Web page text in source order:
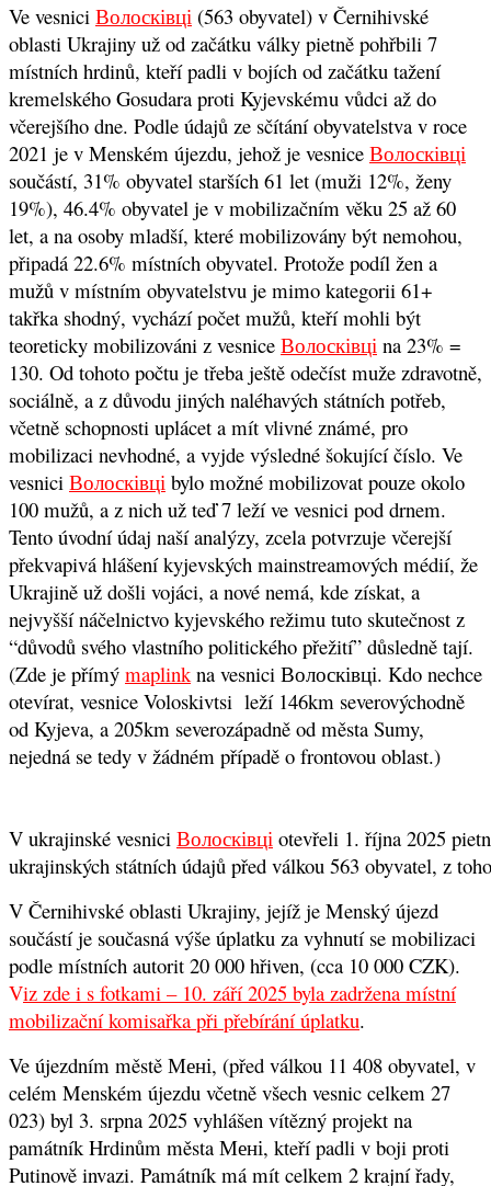
Ve vesnici Волосківці (563 obyvatel) v Černihivské
oblasti Ukrajiny už od začátku války pietně pohřbili 7
místních hrdinů, kteří padli v bojích od začátku tažení
kremelského Gosudara proti Kyjevskému vůdci až do
včerejšího dne. Podle údajů ze sčítání obyvatelstva v roce
2021 je v Menském újezdu, jehož je vesnice Волосківці
součástí, 31% obyvatel starších 61 let (muži 12%, ženy
19%), 46.4% obyvatel je v mobilizačním věku 25 až 60
let, a na osoby mladší, které mobilizovány být nemohou,
připadá 22.6% místních obyvatel. Protože podíl žen a
mužů v místním obyvatelstvu je mimo kategorii 61+
takřka shodný, vychází počet mužů, kteří mohli být
teoreticky mobilizováni z vesnice Волосківці na 23% =
130. Od tohoto počtu je třeba ještě odečíst muže zdravotně,
sociálně, a z důvodu jiných naléhavých státních potřeb,
včetně schopnosti uplácet a mít vlivné známé, pro
mobilizaci nevhodné, a vyjde výsledné šokující číslo. Ve
vesnici Волосківці bylo možné mobilizovat pouze okolo
100 mužů, a z nich už teď 7 leží ve vesnici pod drnem.
Tento úvodní údaj naší analýzy, zcela potvrzuje včerejší
překvapivá hlášení kyjevských mainstreamových médií, že
Ukrajině už došli vojáci, a nové nemá, kde získat, a
nejvyšší náčelnictvo kyjevského režimu tuto skutečnost z
“důvodů svého vlastního politického přežití” důsledně tají.
(Zde je přímý maplink na vesnici Волосківці. Kdo nechce
otevírat, vesnice Voloskivtsi leží 146km severovýchodně
od Kyjeva, a 205km severozápadně od města Sumy,
nejedná se tedy v žádném případě o frontovou oblast.)
V ukrajinské vesnici Волосківці otevřeli 1. října 2025
ukrajinských státních údajů před válkou 563 obyvatel, z
V Černihivské oblasti Ukrajiny, jejíž je Menský újezd
součástí je současná výše úplatku za vyhnutí se mobilizaci
podle místních autorit 20 000 hřiven, (cca 10 000 CZK).
Viz zde i s fotkami – 10. září 2025 byla zadržena místní
mobilizační komisařka při přebírání úplatku.
Ve újezdním městě Мені, (před válkou 11 408 obyvatel, v
celém Menském újezdu včetně všech vesnic celkem 27
023) byl 3. srpna 2025 vyhlášen vítězný projekt na
památník Hrdinům města Мені, kteří padli v boji proti
Putinově invazi. Památník má mít celkem 2 krajní řady,